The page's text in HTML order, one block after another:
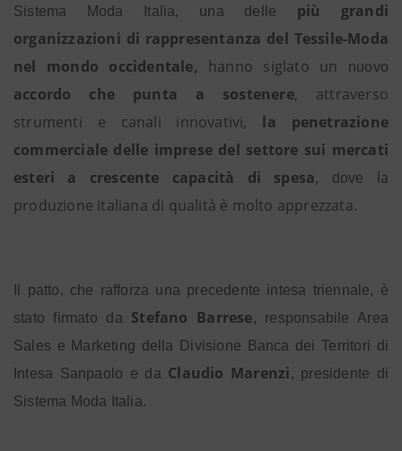
Sistema Moda Italia, una delle più grandi
organizzazioni di rappresentanza del Tessile-Moda
nel mondo occidentale, hanno siglato un nuovo
accordo che punta a sostenere, attraverso
strumenti e canali innovativi,
la
penetrazione
commerciale delle imprese del settore sui mercati
esteri a crescente capacità di spesa , dove la
produzione italiana di qualità è molto apprezzata.
Il patto, che rafforza una precedente intesa triennale, è
stato firmato da Stefano Barrese, responsabile Area
Sales e Marketing della Divisione Banca dei Territori di
Intesa Sanpaolo e da Claudio Marenzi , presidente di
Sistema Moda Italia.